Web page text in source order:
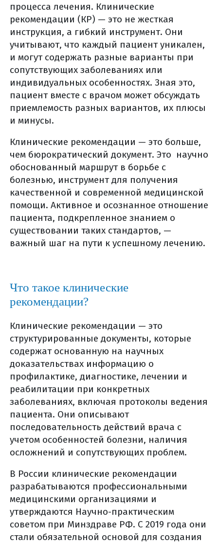
где можно выполнить
молекулярно-генетическое
исследование?
как получить свой
морфологический материал?
где и как хранить
дома гистологические стекла и
блоки?
лечение рака тела матки
матки
лапароскопическая экстирпация
матки с придатками
какие существуют
противопоказания к операции?
робот-ассистированная экстирпация
матки
операции влагалищным доступом
накануне операции
в день операции
сразу после операции (в
реанимации)
в больничной палате
хирургическое лечение (общая
информация)
виды хирургического лечения
что необходимо сообщить врачу
накануне операции
за две недели до операции
питание до операции
накануне операции
в день операции
сразу после операции (в
реанимации)
ранняя активация
процесса лечения. Клинические
рекомендации (КР) — это не жесткая
инструкция, а гибкий инструмент. Они
учитывают, что каждый пациент уникален,
и могут содержать разные варианты при
сопутствующих заболеваниях или
индивидуальных особенностях. Зная это,
пациент вместе с врачом может обсуждать
приемлемость разных вариантов, их плюсы
и минусы.
Клинические рекомендации — это больше,
чем бюрократический документ. Это научно
обоснованный маршрут в борьбе с
болезнью, инструмент для получения
качественной и современной медицинской
помощи. Активное и осознанное отношение
пациента, подкрепленное знанием о
существовании таких стандартов, —
важный шаг на пути к успешному лечению.
Что такое клинические
рекомендации?
Клинические рекомендации — это
структурированные документы, которые
содержат основанную на научных
доказательствах информацию о
профилактике, диагностике, лечении и
реабилитации при конкретных
заболеваниях, включая протоколы ведения
пациента. Они описывают
последовательность действий врача с
учетом особенностей болезни, наличия
осложнений и сопутствующих проблем.
В России клинические рекомендации
разрабатываются профессиональными
медицинскими организациями и
утверждаются Научно-практическим
советом при Минздраве РФ. С 2019 года они
стали обязательной основой для создания